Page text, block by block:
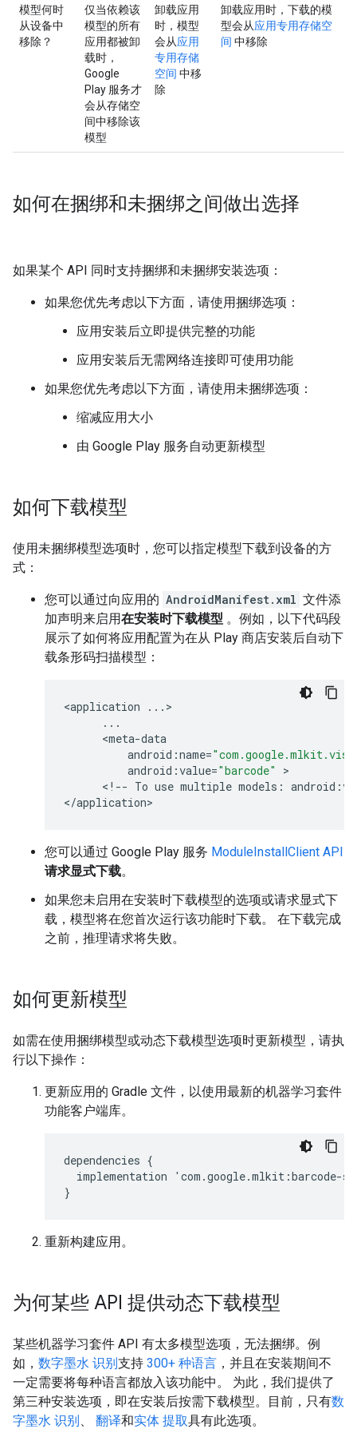
模型何时
从设备中
移除？
仅当依赖该
模型的所有
应用都被卸
载时，
Google
Play 服务才
会从存储空
间中移除该
模型
卸载应用
时，模型
会从应用
专用存储
空间 中移
除
卸载应用时，下载的模
型会从应用专用存储空
间 中移除
如何在捆绑和未捆绑之间做出选择
如果某个 API 同时支持捆绑和未捆绑安装选项：
如果您优先考虑以下方面，请使用捆绑选项：
应用安装后立即提供完整的功能
应用安装后无需网络连接即可使用功能
如果您优先考虑以下方面，请使用未捆绑选项：
缩减应用大小
由 Google Play 服务自动更新模型
如何下载模型
使用未捆绑模型选项时，您可以指定模型下载到设备的方
式：
您可以通过向应用的 AndroidManifest.xml 文件添
加声明来启用在安装时下载模型 。例如，以下代码段
展示了如何将应用配置为在从 Play 商店安装后自动下
载条形码扫描模型：
<application ... >
...
      <
meta-data
android :name=
android :value="barcode"
>
      <
! -- To use multiple models : android :
</application
您可以通过 Google Play 服务 ModuleInstallClient API
请求显式下载。
如果您未启用在安装时下载模型的选项或请求显式下
载，模型将在您首次运行该功能时下载。 在下载完成
之前，推理请求将失败。
如何更新模型
如需在使用捆绑模型或动态下载模型选项时更新模型，请执
行以下操作：
更新应用的 Gradle 文件，以使用最新的机器学习套件
功能客户端库。
dependencies {
implementation
' com .google.mlkit :barcode-
}
重新构建应用。
为何某些 API 提供动态下载模型
某些机器学习套件 API 有太多模型选项，无法捆绑。例
如， 数字墨水 识别支持 300+ 种语言 ，并且在安装期间不
一定需要将每种语言都放入该功能中。 为此，我们提供了
第三种安装选项，即在安装后按需下载模型。目前，只有数
字墨水 识别、 翻译和实体 提取具有此选项。